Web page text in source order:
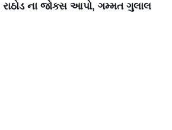
રાઠોડ ના જોક્સ આપો, ગમ્મત ગુલાલ